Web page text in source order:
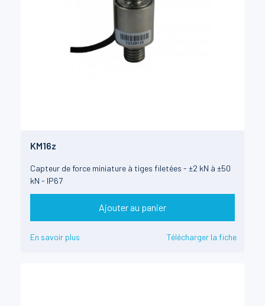
KM16z
Capteur de force miniature à tiges filetées - ±2 kN à ±50
kN - IP67
Ajouter au panier
En savoir plus Télécharger la fiche